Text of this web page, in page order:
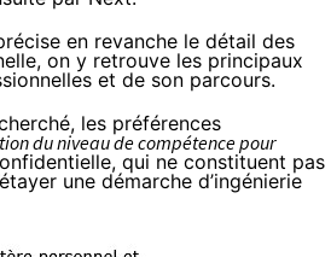
en revanche le détail des
on y retrouve les principaux
et de son parcours.
les préférences
du niveau de compétence pour
qui ne constituent pas
une démarche d’ingénierie